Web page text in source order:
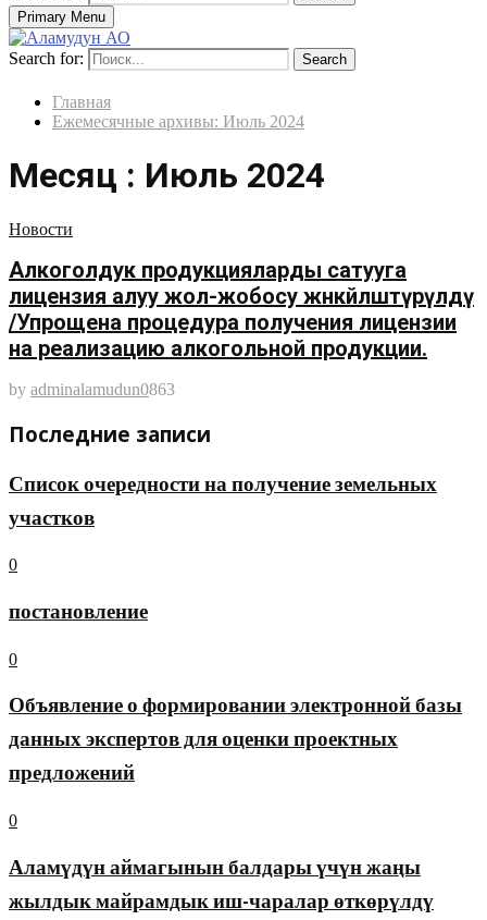
Primary Menu
Search for: Search
Главная
Ежемесячные архивы: Июль 2024
Месяц : Июль 2024
Новости
Алкоголдук продукцияларды сатууга
лицензия алуу жол-жобосу жөнөкөйлөштүрүлдү
/Упрощена процедура получения лицензии
на реализацию алкогольной продукции.
by adminalamudun0863
Последние записи
Список очередности на получение земельных
участков
0
постановление
0
Объявление о формировании электронной базы
данных экспертов для оценки проектных
предложений
0
Аламүдүн аймагынын балдары үчүн жаңы
жылдык майрамдык иш-чаралар өткөрүлдү